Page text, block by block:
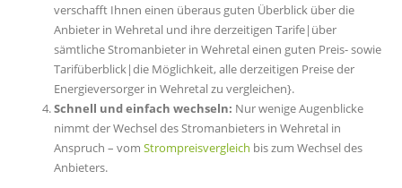
verschafft Ihnen einen überaus guten Überblick über die
Anbieter in Wehretal und ihre derzeitigen Tarife|über
sämtliche Stromanbieter in Wehretal einen guten Preis- sowie
Tarifüberblick|die Möglichkeit, alle derzeitigen Preise der
Energieversorger in Wehretal zu vergleichen}.
Schnell und einfach wechseln: Nur wenige Augenblicke
nimmt der Wechsel des Stromanbieters in Wehretal in
Anspruch – vom Strompreisvergleich bis zum Wechsel des
Anbieters.